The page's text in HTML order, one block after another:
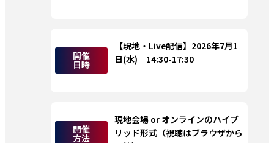
開催
日時
【現地・Live配信】2026年7月1
日(水)　14:30-17:30
開催
方法
現地会場 or オンラインのハイブ
リッド形式（視聴はブラウザから